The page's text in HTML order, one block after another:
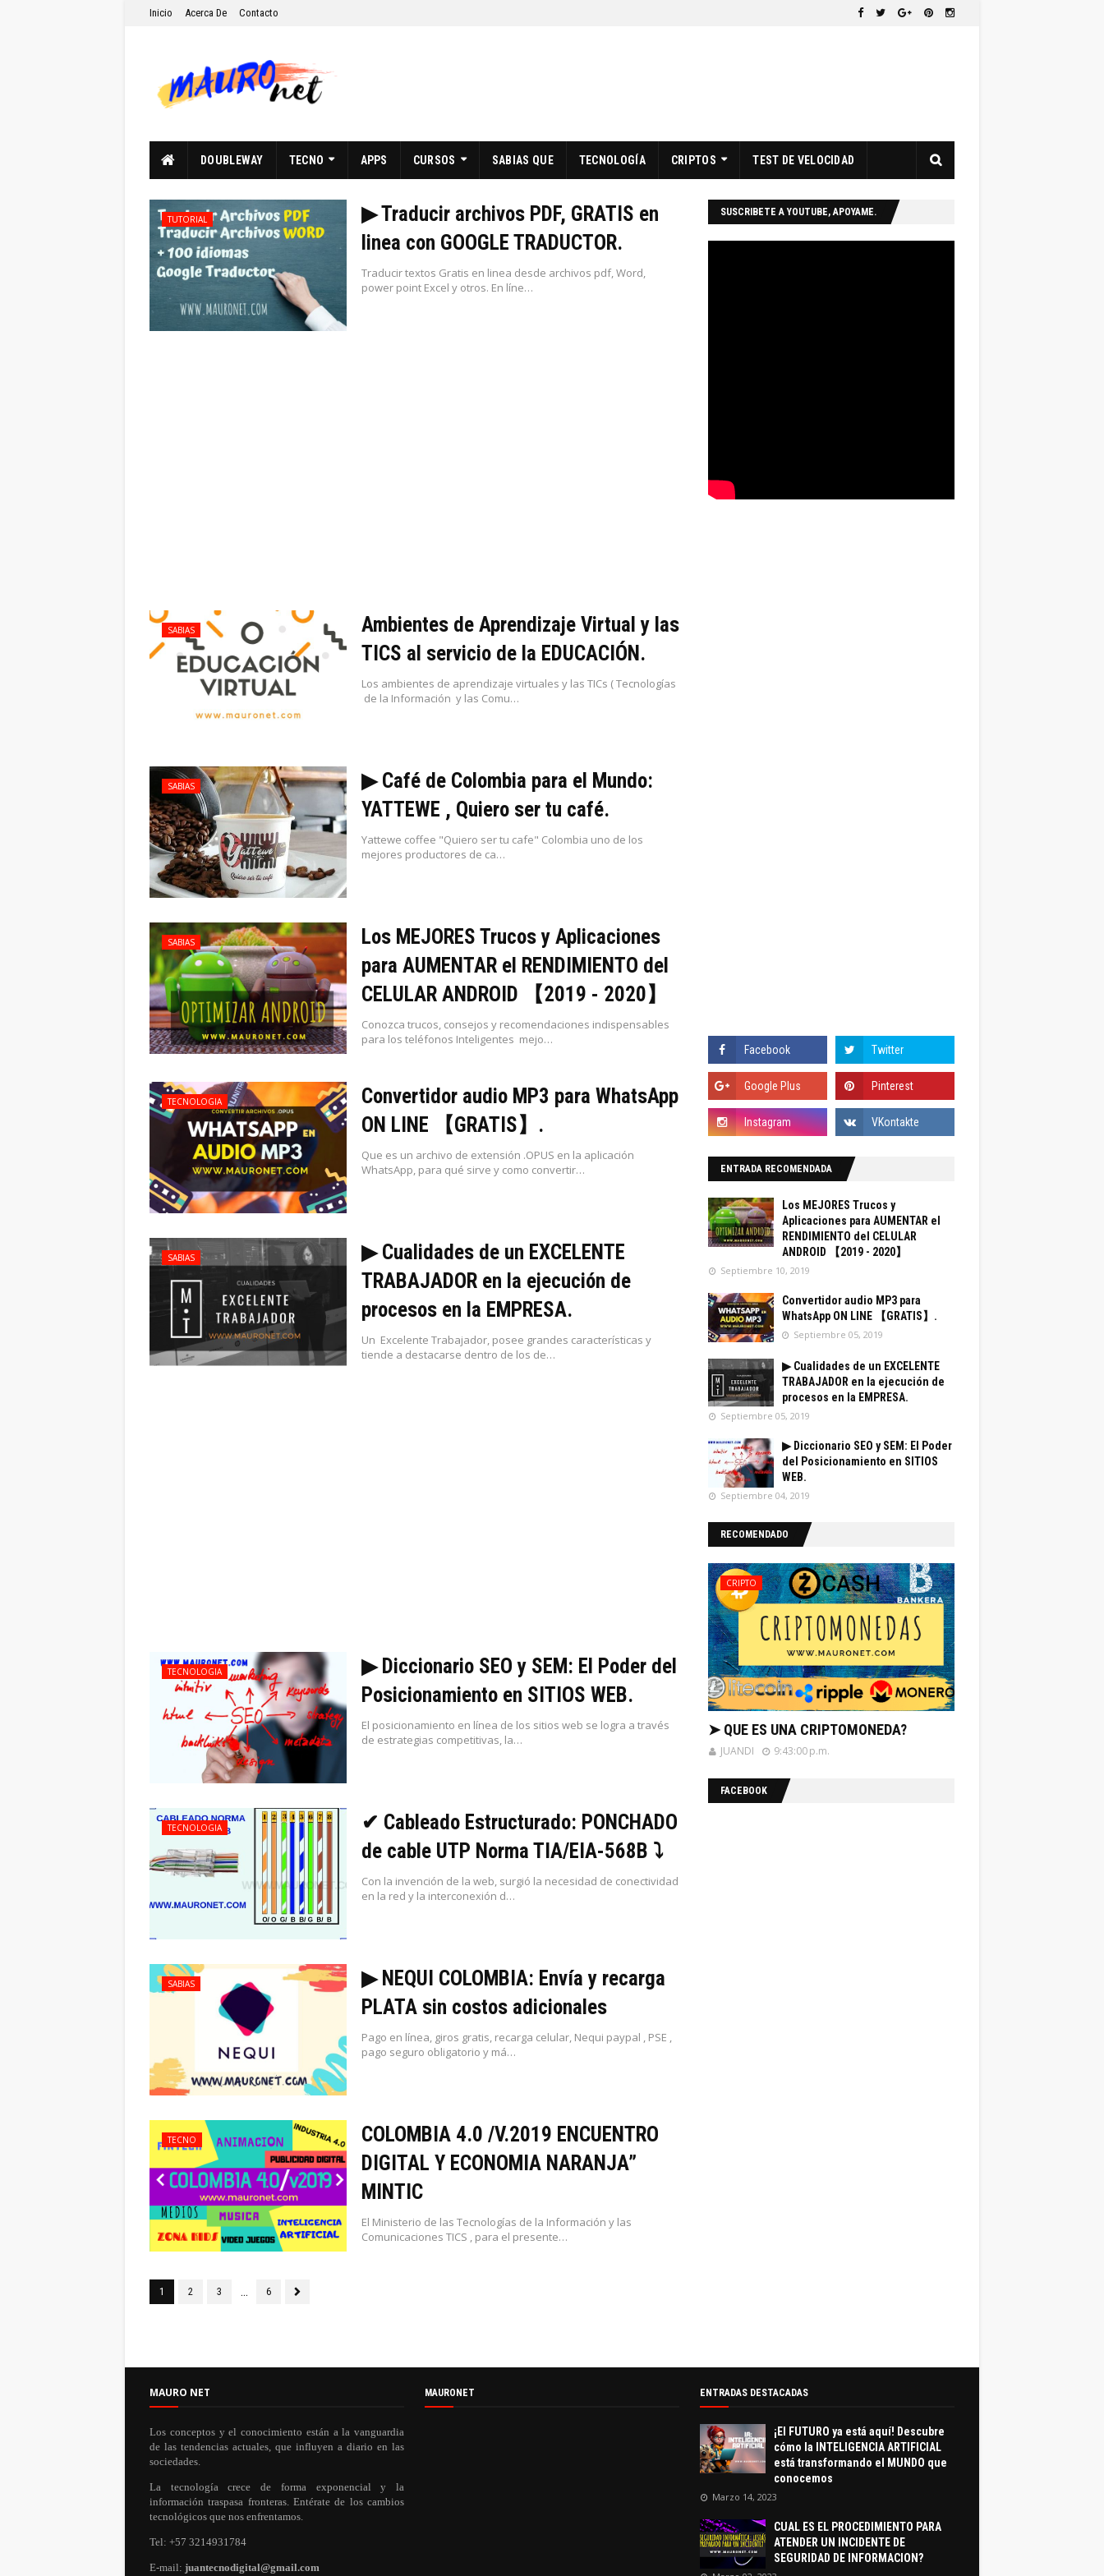
Inicio Acerca De Contacto
DOUBLEWAY TECNO APPS CURSOS SABIAS QUE TECNOLOGÍA CRIPTOS TEST DE VELOCIDAD
TUTORIAL
▶ Traducir archivos PDF, GRATIS en
linea con GOOGLE TRADUCTOR.
Traducir textos Gratis en linea desde archivos pdf, Word,
power point Excel y otros. En líne…
SABIAS
Ambientes de Aprendizaje Virtual y las
TICS al servicio de la EDUCACIÓN.
Los ambientes de aprendizaje virtuales y las TICs ( Tecnologías
de la Información y las Comu…
SABIAS
▶ Café de Colombia para el Mundo:
YATTEWE , Quiero ser tu café.
Yattewe coffee "Quiero ser tu cafe" Colombia uno de los
mejores productores de ca…
SABIAS
Los MEJORES Trucos y Aplicaciones
para AUMENTAR el RENDIMIENTO del
CELULAR ANDROID 【2019 - 2020】
Conozca trucos, consejos y recomendaciones indispensables
para los teléfonos Inteligentes mejo…
TECNOLOGIA
Convertidor audio MP3 para WhatsApp
ON LINE 【GRATIS】.
Que es un archivo de extensión .OPUS en la aplicación
WhatsApp, para qué sirve y como convertir…
SABIAS
▶ Cualidades de un EXCELENTE
TRABAJADOR en la ejecución de
procesos en la EMPRESA.
Un Excelente Trabajador, posee grandes características y
tiende a destacarse dentro de los de…
TECNOLOGIA
▶ Diccionario SEO y SEM: El Poder del
Posicionamiento en SITIOS WEB.
El posicionamiento en línea de los sitios web se logra a través
de estrategias competitivas, la…
TECNOLOGIA
✔ Cableado Estructurado: PONCHADO
de cable UTP Norma TIA/EIA-568B ⤵
Con la invención de la web, surgió la necesidad de conectividad
en la red y la interconexión d…
SABIAS
▶ NEQUI COLOMBIA: Envía y recarga
PLATA sin costos adicionales
Pago en línea, giros gratis, recarga celular, Nequi paypal , PSE ,
pago seguro obligatorio y má…
TECNO
COLOMBIA 4.0 /V.2019 ENCUENTRO
DIGITAL Y ECONOMIA NARANJA”
MINTIC
El Ministerio de las Tecnologías de la Información y las
Comunicaciones TICS , para el presente…
1 2 3 ... 6
SUSCRIBETE A YOUTUBE, APOYAME.
ENTRADA RECOMENDADA
Los MEJORES Trucos y
Aplicaciones para AUMENTAR el
RENDIMIENTO del CELULAR
ANDROID 【2019 - 2020】
Septiembre 10, 2019
Convertidor audio MP3 para
WhatsApp ON LINE 【GRATIS】.
Septiembre 05, 2019
▶ Cualidades de un EXCELENTE
TRABAJADOR en la ejecución de
procesos en la EMPRESA.
Septiembre 05, 2019
▶ Diccionario SEO y SEM: El Poder
del Posicionamiento en SITIOS
WEB.
Septiembre 04, 2019
RECOMENDADO
CRIPTO
➤ QUE ES UNA CRIPTOMONEDA?
JUANDI 9:43:00 p.m.
FACEBOOK
MAURO NET
Los conceptos y el conocimiento están a la vanguardia
de las tendencias actuales, que influyen a diario en las
sociedades.
La tecnología crece de forma exponencial y la
información traspasa fronteras. Entérate de los cambios
tecnológicos que nos enfrentamos.
Tel: +57 3214931784
E-mail: juantecnodigital@gmail.com
MAURONET ENTRADAS DESTACADAS
¡El FUTURO ya está aquí! Descubre
cómo la INTELIGENCIA ARTIFICIAL
está transformando el MUNDO que
conocemos
Marzo 14, 2023
CUAL ES EL PROCEDIMIENTO PARA
ATENDER UN INCIDENTE DE
SEGURIDAD DE INFORMACION?